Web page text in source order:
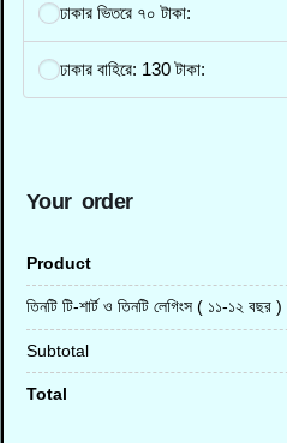
ঢাকার ভিতরে ৭০ টাকা:
ঢাকার বাহিরে: 130 টাকা:
Your order
Product
তিনটি টি-শার্ট ও তিনটি লেগিংস ( ১১-১২ বছর )
Subtotal
Total